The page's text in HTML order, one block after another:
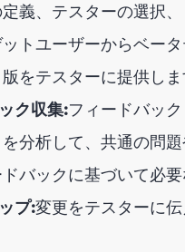
義、テスターの選択、
トユーザーからベータ
をテスターに提供しま
ク収集:フィードバッ
分析して、共通の問題
バックに基づいて必要
プ:変更をテスターに